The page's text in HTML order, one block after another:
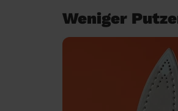
Weniger